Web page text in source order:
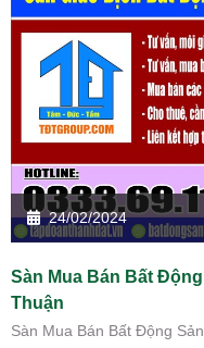
24/02/2024
Sàn Mua Bán Bất
Thuận
Sàn Mua Bán Bất Động